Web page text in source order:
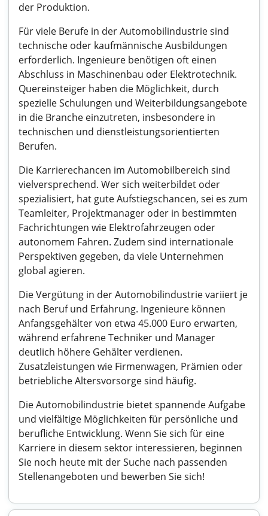
der Produktion.
Für viele Berufe in der Automobilindustrie sind
technische oder kaufmännische Ausbildungen
erforderlich. Ingenieure benötigen oft einen
Abschluss in Maschinenbau oder Elektrotechnik.
Quereinsteiger haben die Möglichkeit, durch
spezielle Schulungen und Weiterbildungsangebote
in die Branche einzutreten, insbesondere in
technischen und dienstleistungsorientierten
Berufen.
Die Karrierechancen im Automobilbereich sind
vielversprechend. Wer sich weiterbildet oder
spezialisiert, hat gute Aufstiegschancen, sei es zum
Teamleiter, Projektmanager oder in bestimmten
Fachrichtungen wie Elektrofahrzeugen oder
autonomem Fahren. Zudem sind internationale
Perspektiven gegeben, da viele Unternehmen
global agieren.
Die Vergütung in der Automobilindustrie variiert je
nach Beruf und Erfahrung. Ingenieure können
Anfangsgehälter von etwa 45.000 Euro erwarten,
während erfahrene Techniker und Manager
deutlich höhere Gehälter verdienen.
Zusatzleistungen wie Firmenwagen, Prämien oder
betriebliche Altersvorsorge sind häufig.
Die Automobilindustrie bietet spannende Aufgabe
und vielfältige Möglichkeiten für persönliche und
berufliche Entwicklung. Wenn Sie sich für eine
Karriere in diesem sektor interessieren, beginnen
Sie noch heute mit der Suche nach passenden
Stellenangeboten und bewerben Sie sich!